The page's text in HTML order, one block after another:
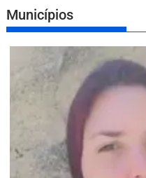
Municípios